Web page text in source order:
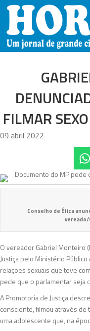
FILMAR
09 abril 2022
Conselho de Ética
vereado/
O vereador Gabriel Monteiro
Justiça pelo Ministério
relações sexuais que teve
pede que o parlamentar seja
A Promotoria de Justiça
consciente, filmou através de
uma adolescente que, na